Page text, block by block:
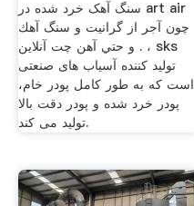
سنگ آهک خرد شده در art air
چون آجر از گرانيت و سنگ آهك
و حتي آهن چت آنلاین . ، sks
تولید کننده آسیاب های صنعتی
است که به طور کامل پودر خام،
پودر خرد شده و پودر دقت بالا
تولید می کند.